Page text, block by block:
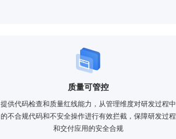
质量可管控
提供代码检查和质量红线能力，从管理维度对研发过程中
的不合规代码和不安全操作进行有效拦截，保障研发过程
和交付应用的安全合规